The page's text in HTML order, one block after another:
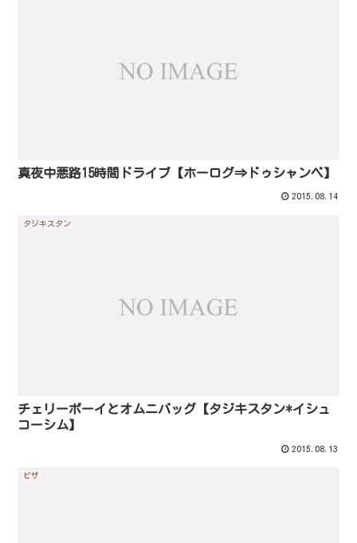
真夜中悪路15時間ドライブ【ホーログ⇒ドゥシャンベ】
2015.08.14
タジキスタン
チェリーボーイとオムニバッグ【タジキスタン*イシュ
コーシム】
2015.08.13
ビザ